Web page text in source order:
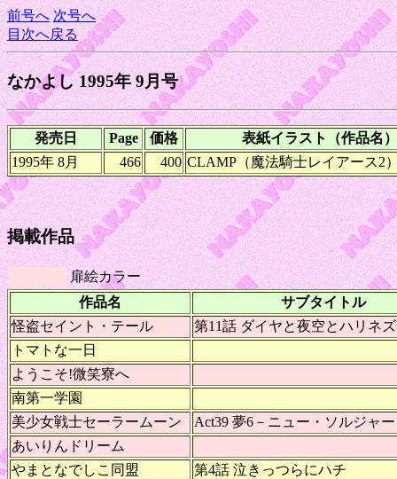
前号へ 次号へ
目次へ戻る
なかよし 1995年 9月号
発売日 Page 価格
表紙イラスト（作品名）
1995年 8月
466 400 CLAMP（魔法騎士レイアース2
掲載作品
扉絵カラー
作品名
サブタイトル
怪盗セイント・テール
第11話 ダイヤと夜空とハリネ
トマトな一日
ようこそ!微笑寮へ
南第一学園
美少女戦士セーラームーン
Act39 夢6－ニュー・ソルジャ
あいりんドリーム
やまとなでしこ同盟
第4話 泣きっつらにハチ